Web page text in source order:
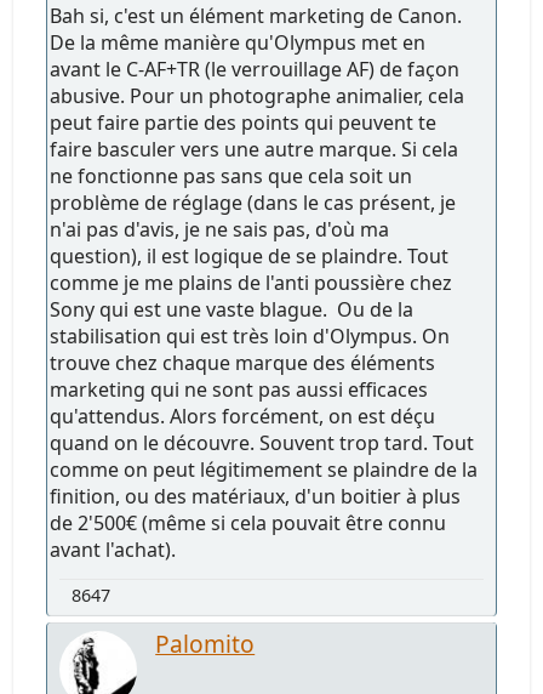
Bah si, c'est un élément marketing de Canon.
De la même manière qu'Olympus met en
avant le C-AF+TR (le verrouillage AF) de façon
abusive. Pour un photographe animalier, cela
peut faire partie des points qui peuvent te
faire basculer vers une autre marque. Si cela
ne fonctionne pas sans que cela soit un
problème de réglage (dans le cas présent, je
n'ai pas d'avis, je ne sais pas, d'où ma
question), il est logique de se plaindre. Tout
comme je me plains de l'anti poussière chez
Sony qui est une vaste blague. Ou de la
stabilisation qui est très loin d'Olympus. On
trouve chez chaque marque des éléments
marketing qui ne sont pas aussi efficaces
qu'attendus. Alors forcément, on est déçu
quand on le découvre. Souvent trop tard. Tout
comme on peut légitimement se plaindre de la
finition, ou des matériaux, d'un boitier à plus
de 2'500€ (même si cela pouvait être connu
avant l'achat).
8647
Palomito